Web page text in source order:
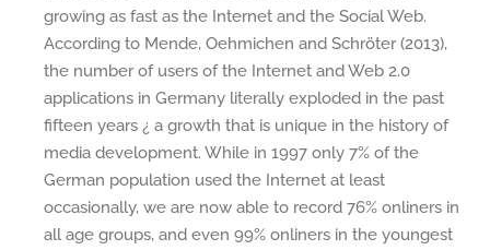
growing as fast as the Internet and the Social Web.
According to Mende, Oehmichen and Schröter (2013),
the number of users of the Internet and Web 2.0
applications in Germany literally exploded in the past
fifteen years ¿ a growth that is unique in the history of
media development. While in 1997 only 7% of the
German population used the Internet at least
occasionally, we are now able to record 76% onliners in
all age groups, and even 99% onliners in the youngest